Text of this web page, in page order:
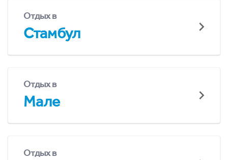
Отдых в
Стамбул
Отдых в
Мале
Отдых в